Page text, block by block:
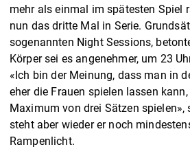
mehr als einmal im spätesten Spiel
nun das dritte Mal in Serie.
sogenannten Night Sessions,
Körper sei es angenehmer, um 23
«Ich bin der Meinung, dass man in
eher die Frauen spielen lassen
Maximum von drei Sätzen spielen»,
steht aber wieder er noch
Rampenlicht.